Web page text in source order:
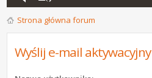
Strona główna forum
Wyślij e-mail aktywacyjny